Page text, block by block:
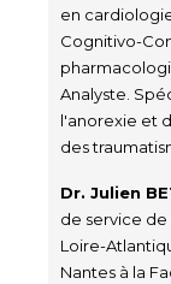
en
Cognitivo-
Analyste.
l'anorexie et
des
Dr. Julien
de service de
Loire-
Nantes à la